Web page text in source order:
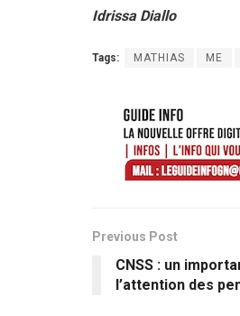
Idrissa Diallo
Tags: MATHIAS ME
Previous Post
CNSS : un
l’attention des